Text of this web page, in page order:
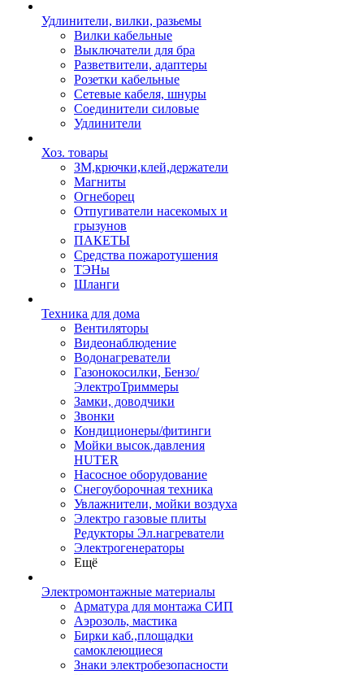
Удлинители, вилки, разьемы
Вилки кабельные
Выключатели для бра
Разветвители, адаптеры
Розетки кабельные
Сетевые кабеля, шнуры
Соединители силовые
Удлинители
Хоз. товары
ЗМ,крючки,клей,держатели
Магниты
Огнеборец
Отпугиватели насекомых и
грызунов
ПАКЕТЫ
Средства пожаротушения
ТЭНы
Шланги
Техника для дома
Вентиляторы
Видеонаблюдение
Водонагреватели
Газонокосилки, Бензо/
ЭлектроТриммеры
Замки, доводчики
Звонки
Кондиционеры/фитинги
Мойки высок.давления
HUTER
Насосное оборудование
Снегоуборочная техника
Увлажнители, мойки воздуха
Электро газовые плиты
Редукторы Эл.нагреватели
Электрогенераторы
Ещё
Электромонтажные материалы
Арматура для монтажа СИП
Аэрозоль, мастика
Бирки каб.,площадки
самоклеющиеся
Знаки электробезопасности